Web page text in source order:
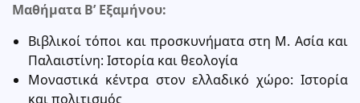
Μαθήματα Β’ Εξαμήνου:
Βιβλικοί τόποι και προσκυνήματα στη Μ. Ασία και
Παλαιστίνη: Ιστορία και θεολογία
Μοναστικά κέντρα στον ελλαδικό χώρο: Ιστορία
και πολιτισμός